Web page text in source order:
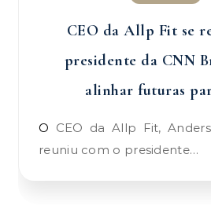
CEO da Allp Fit se
presidente da CNN
alinhar futuras
O CEO da Allp Fit, Anderson Franco, se
reuniu com o presidente…